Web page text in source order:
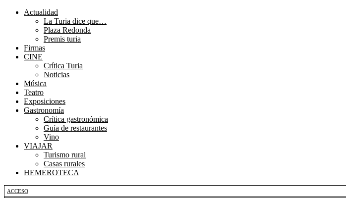
Menú
Actualidad
La Turia dice que…
Plaza Redonda
Premis turia
Firmas
CINE
Crítica Turia
Noticias
Música
Teatro
Exposiciones
Gastronomía
Crítica gastronómica
Guía de restaurantes
Vino
VIAJAR
Turismo rural
Casas rurales
HEMEROTECA
ACCESO